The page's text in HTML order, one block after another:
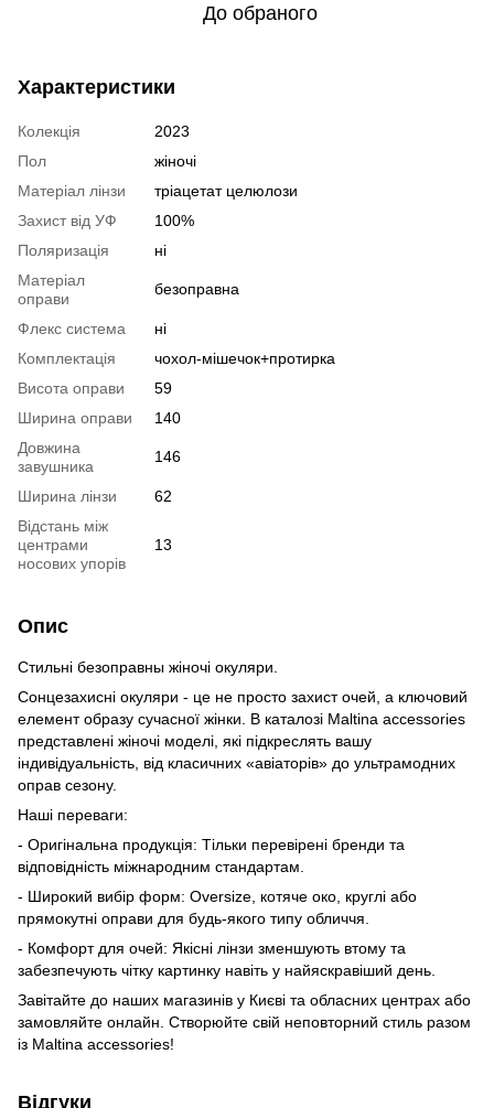
До обраного
Характеристики
Колекція
2023
Пол
жіночі
Матеріал лінзи
тріацетат целюлози
Захист від УФ
100%
Поляризація
ні
Матеріал
оправи
безоправна
Флекс система
ні
Комплектація
чохол-мішечок+протирка
Висота оправи
59
Ширина оправи
140
Довжина
завушника
146
Ширина лінзи
62
Відстань між
центрами
носових упорів
13
Опис
Стильні безоправны жіночі окуляри.
Сонцезахисні окуляри - це не просто захист очей, а ключовий
елемент образу сучасної жінки. В каталозі Maltina accessories
представлені жіночі моделі, які підкреслять вашу
індивідуальність, від класичних «авіаторів» до ультрамодних
оправ сезону.
Наші переваги:
- Оригінальна продукція: Тільки перевірені бренди та
відповідність міжнародним стандартам.
- Широкий вибір форм: Oversize, котяче око, круглі або
прямокутні оправи для будь-якого типу обличчя.
- Комфорт для очей: Якісні лінзи зменшують втому та
забезпечують чітку картинку навіть у найяскравіший день.
Завітайте до наших магазинів у Києві та обласних центрах або
замовляйте онлайн. Створюйте свій неповторний стиль разом
із Maltina accessories!
Відгуки